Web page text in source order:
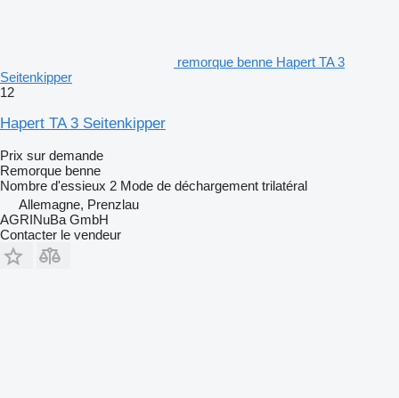
remorque benne Hapert TA 3
Seitenkipper
12
Hapert TA 3 Seitenkipper
Prix sur demande
Remorque benne
Nombre d'essieux 2 Mode de déchargement trilatéral
Allemagne, Prenzlau
AGRINuBa GmbH
Contacter le vendeur